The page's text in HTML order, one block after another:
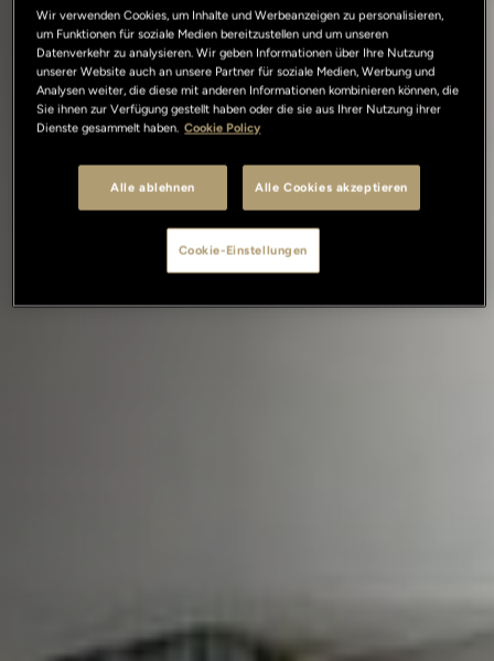
Wir verwenden Cookies, um Inhalte und Werbeanzeigen zu personalisieren,
um Funktionen für soziale Medien bereitzustellen und um unseren
Datenverkehr zu analysieren. Wir geben Informationen über Ihre Nutzung
unserer Website auch an unsere Partner für soziale Medien, Werbung und
Analysen weiter, die diese mit anderen Informationen kombinieren können, die
Sie ihnen zur Verfügung gestellt haben oder die sie aus Ihrer Nutzung ihrer
Dienste gesammelt haben. Cookie Policy
Alle ablehnen Alle Cookies akzeptieren
Cookie-Einstellungen